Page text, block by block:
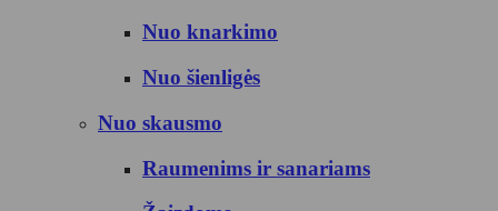
Nuo knarkimo
Nuo šienligės
Nuo skausmo
Raumenims ir sanariams